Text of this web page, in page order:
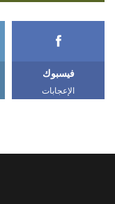
فيسبوك
الإعجابات